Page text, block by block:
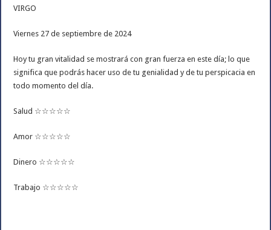
VIRGO
Viernes 27 de septiembre de 2024
Hoy tu gran vitalidad se mostrará con gran fuerza en este día; lo que
significa que podrás hacer uso de tu genialidad y de tu perspicacia en
todo momento del día.
Salud ☆☆☆☆☆
Amor ☆☆☆☆☆
Dinero ☆☆☆☆☆
Trabajo ☆☆☆☆☆